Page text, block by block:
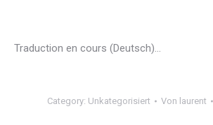
Traduction en cours (Deutsch)…
Category: Unkategorisiert Von laurent